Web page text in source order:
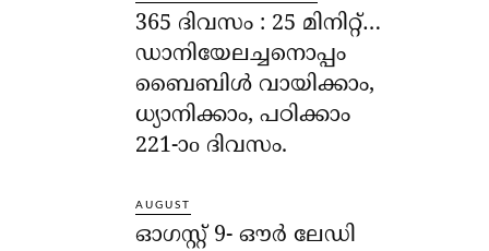
365 ദിവസം : 25 മിനിറ്റ്…
ഡാനിയേലച്ചനൊപ്പം
ബൈബിൾ വായിക്കാം,
ധ്യാനിക്കാം, പഠിക്കാം
221-ാo ദിവസം.
AUGUST
ഓഗസ്റ്റ് 9- ഔര്‍ ലേഡി